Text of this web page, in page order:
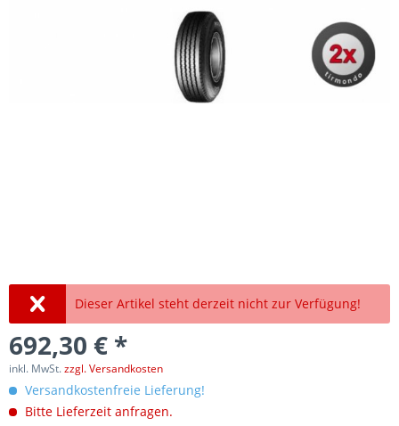
Dieser Artikel steht derzeit nicht zur Verfügung!
692,30 € *
inkl. MwSt.zzgl. Versandkosten
Versandkostenfreie Lieferung!
Bitte Lieferzeit anfragen.